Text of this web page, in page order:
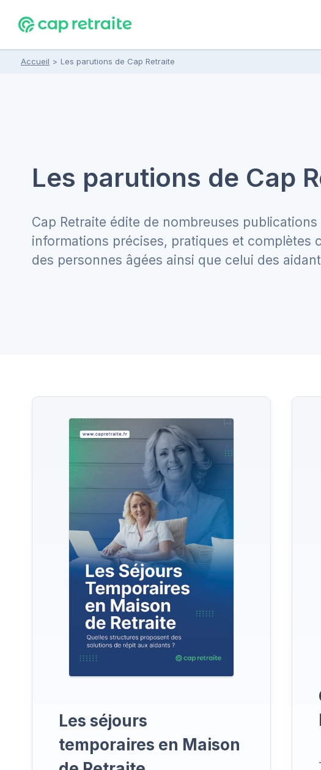
Accueil > Les parutions de Cap Retraite
Les parutions de Cap
Cap Retraite édite de nombreuses
informations précises, pratiques et complètes
des personnes âgées ainsi que celui des
Les séjours
temporaires en Maison